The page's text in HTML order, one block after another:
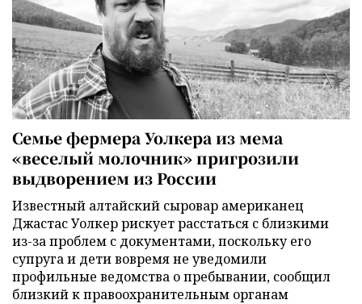
Семье фермера Уолкера из мема
«веселый молочник» пригрозили
выдворением из России
Известный алтайский сыровар американец
Джастас Уолкер рискует расстаться с близкими
из-за проблем с документами, поскольку его
супруга и дети вовремя не уведомили
профильные ведомства о пребывании, сообщил
близкий к правоохранительным органам